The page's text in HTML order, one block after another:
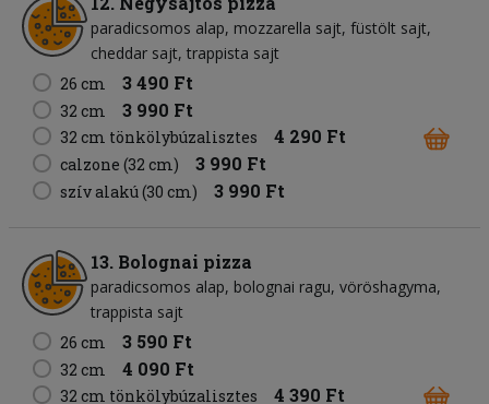
paradicsomos alap mozzarella sajt füstölt sajt
cheddar sajt trappista sajt
26 cm
3 490 Ft
32 cm 3 990 Ft
32 cm tönkölybúzalisztes 4 290 Ft
calzone (32 cm) 3 990 Ft
szív alakú (30 cm) 3 990 Ft
13. Bolognai pizza
paradicsomos alap bolognai ragu vöröshagyma
trappista sajt
26 cm
3 590 Ft
32 cm 4 090 Ft
32 cm tönkölybúzalisztes 4 390 Ft